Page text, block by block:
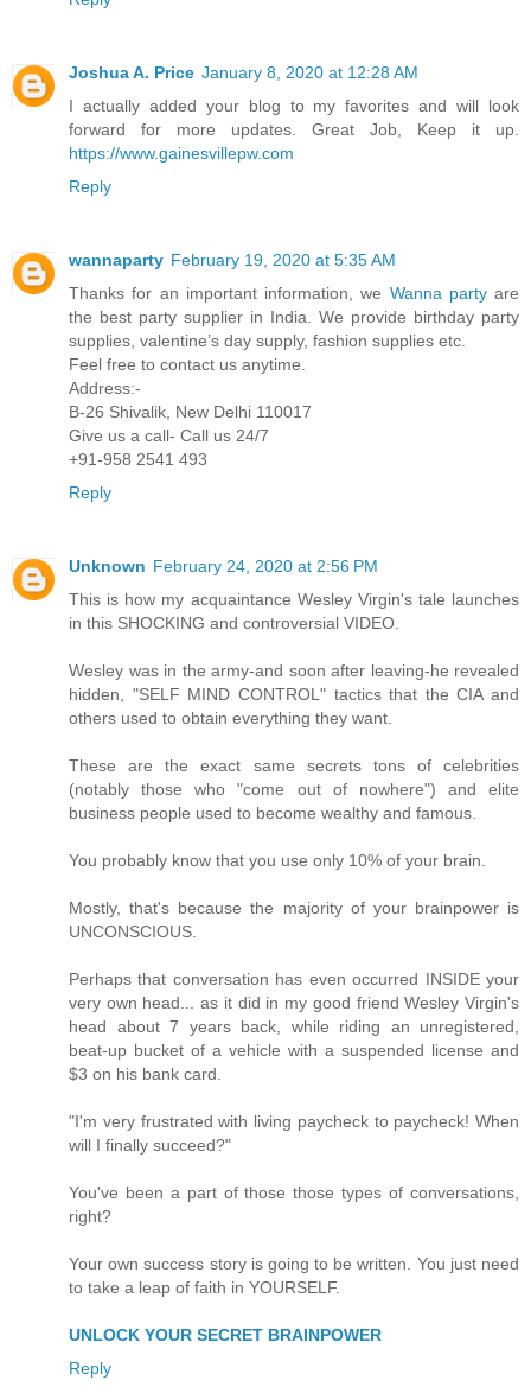
Joshua A. Price January 8, 2020 at 12:28 AM
I actually added your blog to my favorites and will look
forward for more updates. Great Job, Keep it up.
https://www.gainesvillepw.com
Reply
wannaparty February 19, 2020 at 5:35 AM
Thanks for an important information, we Wanna partyare
the best party supplier in India. We provide birthday party
supplies, valentine’s day supply, fashion supplies etc.
Feel free to contact us anytime.
Address:-
B-26 Shivalik, New Delhi 110017
Give us a call- Call us 24/7
+91-958 2541 493
Reply
Unknown February 24, 2020 at 2:56 PM
This is how my acquaintance Wesley Virgin's tale launches
in this SHOCKING and controversial VIDEO.
Wesley was in the army-and soon after leaving-he revealed
hidden, "SELF MIND CONTROL" tactics that the CIA and
others used to obtain everything they want.
These are the exact same secrets tons of celebrities
(notably those who "come out of nowhere") and elite
business people used to become wealthy and famous.
You probably know that you use only 10% of your brain.
Mostly, that's because the majority of your brainpower is
UNCONSCIOUS.
Perhaps that conversation has even occurred INSIDE your
very own head... as it did in my good friend Wesley Virgin's
head about 7 years back, while riding an unregistered,
beat-up bucket of a vehicle with a suspended license and
$3 on his bank card.
"I'm very frustrated with living paycheck to paycheck! When
will I finally succeed?"
You've been a part of those those types of conversations,
right?
Your own success story is going to be written. You just need
to take a leap of faith in YOURSELF.
UNLOCK YOUR SECRET BRAINPOWER
Reply